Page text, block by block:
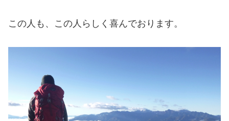
この人も、この人らしく喜んでおります。